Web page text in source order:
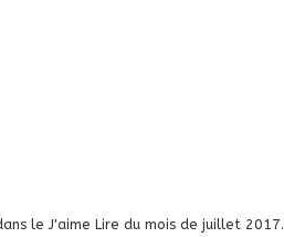
le J'aime Lire du mois de juillet 2017.